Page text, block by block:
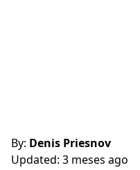
By: Denis Priesnov
Updated: 3 meses ago